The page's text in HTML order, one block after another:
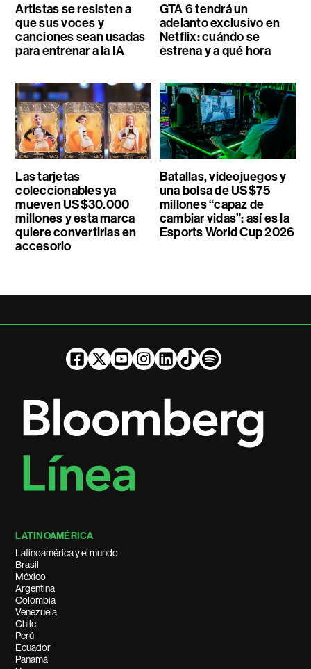
Artistas se resisten a
que sus voces y
canciones sean usadas
para entrenar a la IA
GTA 6 tendrá un
adelanto exclusivo en
Netflix: cuándo se
estrena y a qué hora
Las tarjetas
coleccionables ya
mueven US$30.000
millones y esta marca
quiere convertirlas en
accesorio
Batallas, videojuegos y
una bolsa de US$75
millones “capaz de
cambiar vidas”: así es la
Esports World Cup 2026
LATINOAMÉRICA
Latinoamérica y el mundo
Brasil
México
Argentina
Colombia
Venezuela
Chile
Perú
Ecuador
Panamá